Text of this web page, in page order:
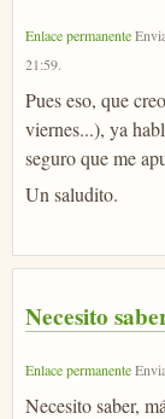
Enlace permanente
21:59.
Pues eso, que
viernes...), ya
seguro que me
Un saludito.
Necesito
Enlace permanente
Necesito saber,